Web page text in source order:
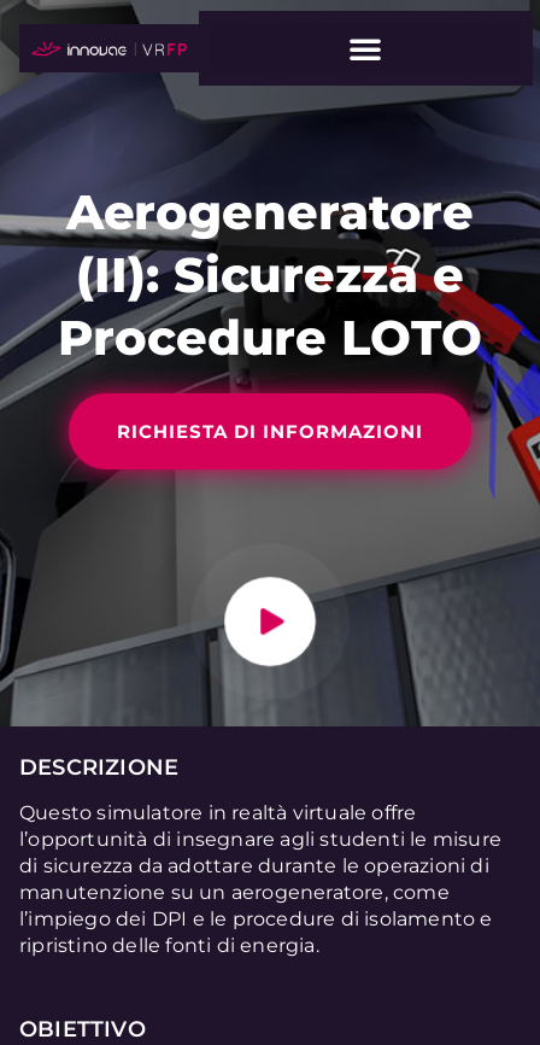
Aerogeneratore
(II): Sicurezza e
Procedure LOTO
RICHIESTA DI INFORMAZIONI
DESCRIZIONE
Questo simulatore in realtà virtuale offre
l’opportunità di insegnare agli studenti le misure
di sicurezza da adottare durante le operazioni di
manutenzione su un aerogeneratore, come
l’impiego dei DPI e le procedure di isolamento e
ripristino delle fonti di energia.
OBIETTIVO